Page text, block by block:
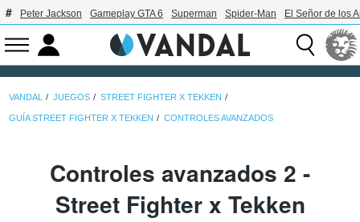
Peter Jackson Gameplay GTA 6 Superman Spider-Man El Señor de los
VANDAL JUEGOS STREET FIGHTER X TEKKEN
GUÍA STREET FIGHTER X TEKKEN CONTROLES AVANZADOS
Controles avanzados 2 -
Street Fighter x Tekken